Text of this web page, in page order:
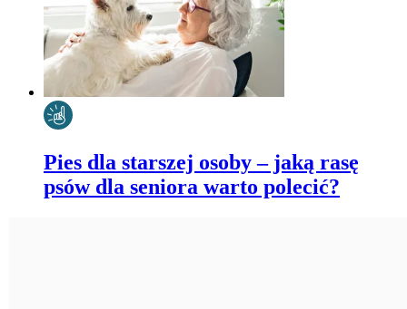
Pies dla starszej osoby – jaką rasę
psów dla seniora warto polecić?